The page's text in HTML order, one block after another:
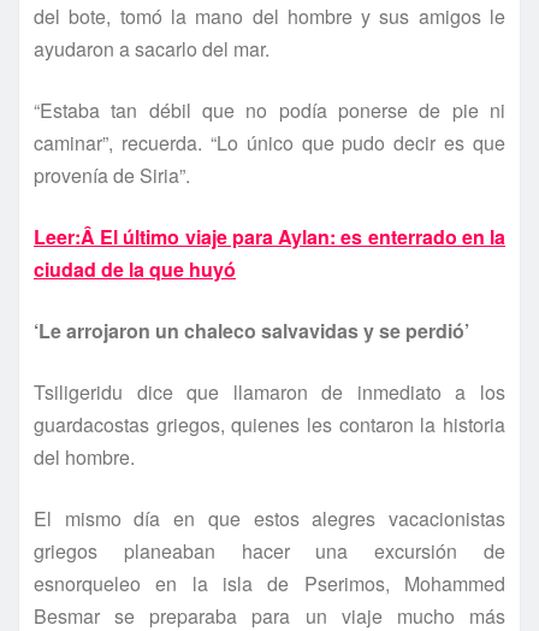
del bote, tomó la mano del hombre y sus amigos le
ayudaron a sacarlo del mar.
“Estaba tan débil que no podí­a ponerse de pie ni
caminar”, recuerda. “Lo único que pudo decir es que
provení­a de Siria”.
Leer:Â El último viaje para Aylan: es enterrado en la
ciudad de la que huyó
‘Le arrojaron un chaleco salvavidas y se perdió’
Tsiligeridu dice que llamaron de inmediato a los
guardacostas griegos, quienes les contaron la historia
del hombre.
El mismo dí­a en que estos alegres vacacionistas
griegos planeaban hacer una excursión de
esnorqueleo en la isla de Pserimos, Mohammed
Besmar se preparaba para un viaje mucho más